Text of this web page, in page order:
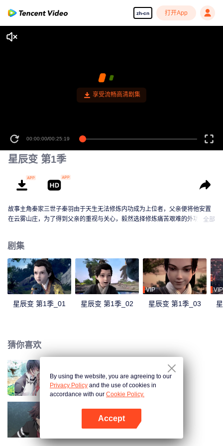
zh-cn 打开App
享受流畅高清剧集
00:00:00/00:25:19
星辰变 第1季
故事主角秦家三世子秦羽由于天生无法修炼内功成为上位者，父亲便将他安置
在云雾山庄，为了得到父亲的重视与关心，毅然选择修炼痛苦艰难的外功。拜
命运仿佛破茧化蝶一般蜕变。他不再是鱼，而是龙！九天之顶称尊，黄泉之下
为首。
全部
剧集
星辰变 第1季_01 星辰变 第1季_02
VIP
星辰变 第1季_03
VIP
猜你喜欢
国民老公带回家 第1季
全职法师 第1季
By using the website, you are agreeing to our
Privacy Policy and the use of cookies in
accordance with our Cookie Policy.
Accept